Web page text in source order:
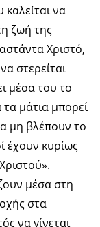
να
ζωή της
Χριστό,
στερείται
μέσα του το
μάτια μπορεί
μη βλέπουν το
έχουν κυρίως
μέσα στη
στα
να γίνεται